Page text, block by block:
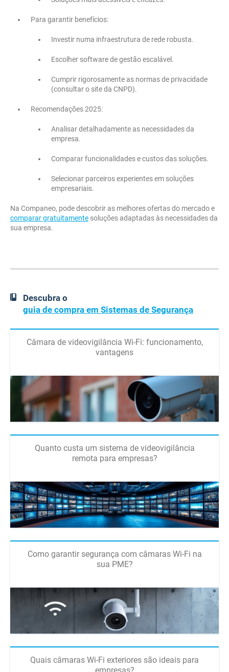
Para garantir benefícios:
Investir numa infraestrutura de rede robusta.
Escolher software de gestão escalável.
Cumprir rigorosamente as normas de privacidade
(consultar o site da CNPD).
Recomendações 2025:
Analisar detalhadamente as necessidades da
empresa.
Comparar funcionalidades e custos das soluções.
Selecionar parceiros experientes em soluções
empresariais.
Na Companeo, pode descobrir as melhores ofertas do mercado e
comparar gratuitamente soluções adaptadas às necessidades da
sua empresa.
Descubra o
guia de compra em Sistemas de Segurança
Câmara de videovigilância Wi-Fi: funcionamento,
vantagens
Quanto custa um sistema de videovigilância
remota para empresas?
Como garantir segurança com câmaras Wi-Fi na
sua PME?
Quais câmaras Wi-Fi exteriores são ideais para